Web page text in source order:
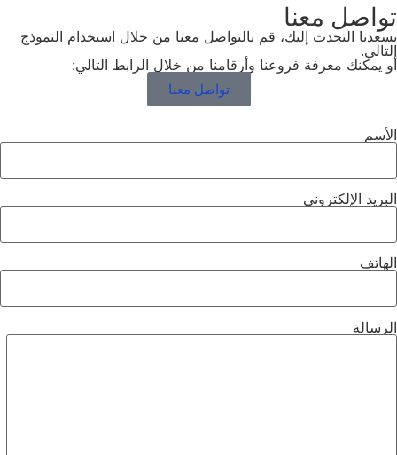
تواصل معنا
يسعدنا التحدث إليك، قم بالتواصل معنا من خلال استخدام النموذج
التالي.
أو يمكنك معرفة فروعنا وأرقامنا من خلال الرابط التالي:
تواصل معنا
الأسم
البريد الإلكتروني
الهاتف
الرسالة